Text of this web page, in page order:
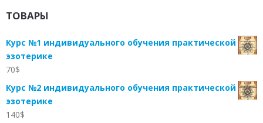
ТОВАРЫ
Курс №1 индивидуального обучения практической
эзотерике
70$
Курс №2 индивидуального обучения практической
эзотерике
140$